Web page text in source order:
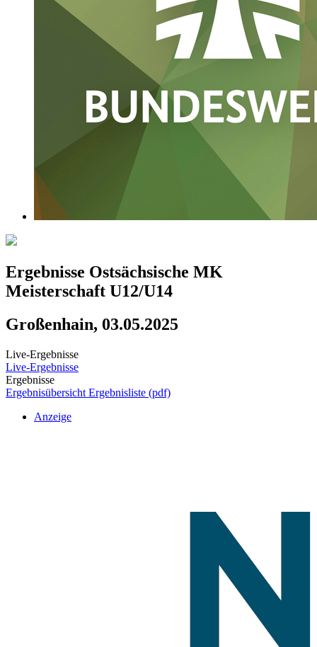
Ergebnisse Ostsächsische MK
Meisterschaft U12/U14
Großenhain, 03.05.2025
Live-Ergebnisse
Live-Ergebnisse
Ergebnisse
Ergebnisübersicht Ergebnisliste (pdf)
Anzeige